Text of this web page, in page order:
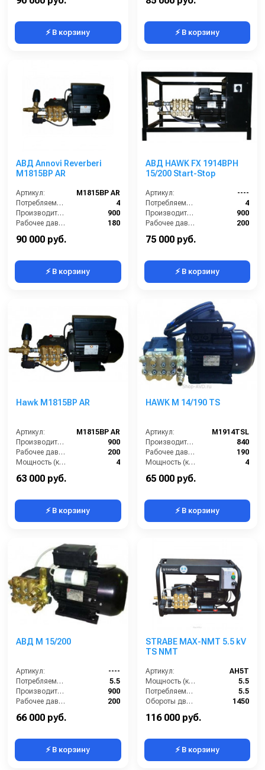
⚡ В корзину ⚡ В корзину
АВД Annovi Reverberi
M1815BP AR
Артикул:
M1815BP AR
Потребляемая мощность (кВт):
4
Производительность (л/ч):
900
Рабочее давление (бар):
180
Мощность (кВт):
90 000 руб.
⚡ В корзину
АВД HAWK FX 1914BPH
15/200 Start-Stop
Артикул:
----
Потребляемая мощность (кВт):
4
Производительность (л/ч):
900
Рабочее давление (бар):
200
Мощность (кВт):
75 000 руб.
⚡ В корзину
Hawk M1815BP AR
Артикул:
M1815BP AR
Производительность (л/ч):
900
Рабочее давление (бар):
200
Мощность (кВт):
4
Электропитание (В):
63 000 руб.
⚡ В корзину
HAWK M 14/190 TS
Артикул:
M1914TSL
Производительность (л/ч):
840
Рабочее давление (бар):
190
Мощность (кВт):
4
Электропитание (В):
65 000 руб.
⚡ В корзину
АВД М 15/200
Артикул:
----
Потребляемая мощность (кВт):
5.5
Производительность (л/ч):
900
Рабочее давление (бар):
200
Мощность (кВт):
66 000 руб.
⚡ В корзину
STRABE MAX-NMT 5.5 kV
TS NMT
Артикул:
AH5T
Мощность (кВт):
5.5
Потребляемая мощность (кВт):
5.5
Обороты двигателя (об/мин):
1450
116 000 руб.
⚡ В корзину